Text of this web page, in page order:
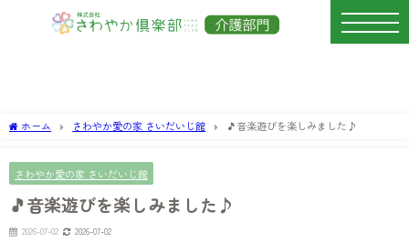
ホーム さわやか愛の家 さいだいじ館 🎵音楽遊びを楽しみました♪
さわやか愛の家 さいだいじ館
🎵音楽遊びを楽しみました♪
2026-07-02 2026-07-02